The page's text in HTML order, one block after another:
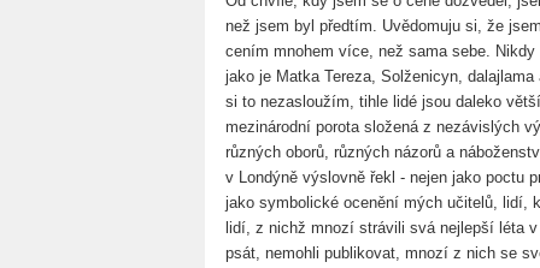
než jsem byl předtím. Uvědomuju si, že
cením mnohem více, než sama sebe.
jako je Matka Tereza, Solženicyn,
si to nezasloužím, tihle lidé jsou daleko
mezinárodní porota složená z nezávislých
různých oborů, různých názorů a
v Londýně výslovně řekl - nejen jako poctu
jako symbolické ocenění mých učitelů, lidí,
lidí, z nichž mnozí strávili svá nejlepší léta
psát, nemohli publikovat, mnozí z nich se